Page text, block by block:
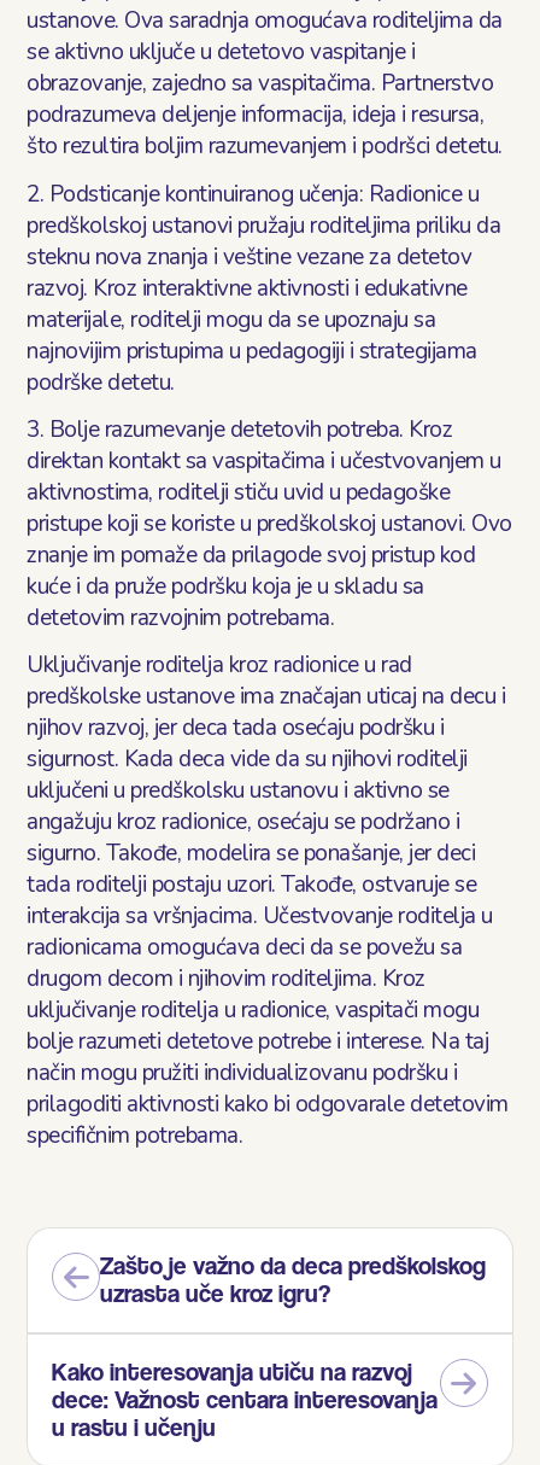
ustanove. Ova saradnja omogućava roditeljima da
se aktivno uključe u detetovo vaspitanje i
obrazovanje, zajedno sa vaspitačima. Partnerstvo
podrazumeva deljenje informacija, ideja i resursa,
što rezultira boljim razumevanjem i podršci detetu.
2. Podsticanje kontinuiranog učenja: Radionice u
predškolskoj ustanovi pružaju roditeljima priliku da
steknu nova znanja i veštine vezane za detetov
razvoj. Kroz interaktivne aktivnosti i edukativne
materijale, roditelji mogu da se upoznaju sa
najnovijim pristupima u pedagogiji i strategijama
podrške detetu.
3. Bolje razumevanje detetovih potreba. Kroz
direktan kontakt sa vaspitačima i učestvovanjem u
aktivnostima, roditelji stiču uvid u pedagoške
pristupe koji se koriste u predškolskoj ustanovi. Ovo
znanje im pomaže da prilagode svoj pristup kod
kuće i da pruže podršku koja je u skladu sa
detetovim razvojnim potrebama.
Uključivanje roditelja kroz radionice u rad
predškolske ustanove ima značajan uticaj na decu i
njihov razvoj, jer deca tada osećaju podršku i
sigurnost. Kada deca vide da su njihovi roditelji
uključeni u predškolsku ustanovu i aktivno se
angažuju kroz radionice, osećaju se podržano i
sigurno. Takođe, modelira se ponašanje, jer deci
tada roditelji postaju uzori. Takođe, ostvaruje se
interakcija sa vršnjacima. Učestvovanje roditelja u
radionicama omogućava deci da se povežu sa
drugom decom i njihovim roditeljima. Kroz
uključivanje roditelja u radionice, vaspitači mogu
bolje razumeti detetove potrebe i interese. Na taj
način mogu pružiti individualizovanu podršku i
prilagoditi aktivnosti kako bi odgovarale detetovim
specifičnim potrebama.
Zašto je važno da deca predškolskog
uzrasta uče kroz igru?
Kako interesovanja utiču na razvoj
dece: Važnost centara interesovanja
u rastu i učenju